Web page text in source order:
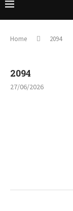
Home 2094
2094
27/06/2026